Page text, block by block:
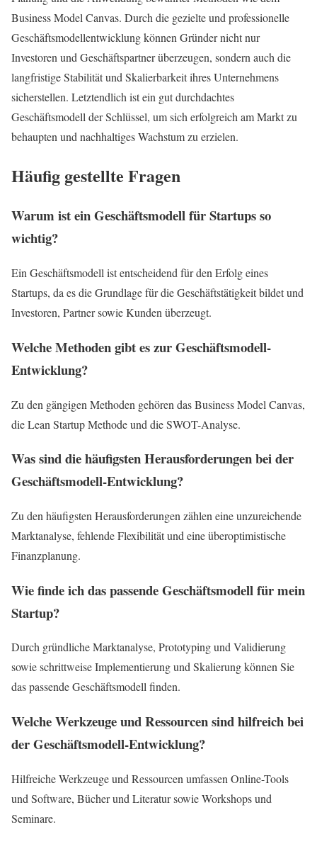
Business Model Canvas. Durch die gezielte und professionelle
Geschäftsmodellentwicklung können Gründer nicht nur
Investoren und Geschäftspartner überzeugen, sondern auch die
langfristige Stabilität und Skalierbarkeit ihres Unternehmens
sicherstellen. Letztendlich ist ein gut durchdachtes
Geschäftsmodell der Schlüssel, um sich erfolgreich am Markt zu
behaupten und nachhaltiges Wachstum zu erzielen.
Häufig gestellte Fragen
Warum ist ein Geschäftsmodell für Startups so
wichtig?
Ein Geschäftsmodell ist entscheidend für den Erfolg eines
Startups, da es die Grundlage für die Geschäftstätigkeit bildet und
Investoren, Partner sowie Kunden überzeugt.
Welche Methoden gibt es zur Geschäftsmodell-
Entwicklung?
Zu den gängigen Methoden gehören das Business Model Canvas,
die Lean Startup Methode und die SWOT-Analyse.
Was sind die häufigsten Herausforderungen bei der
Geschäftsmodell-Entwicklung?
Zu den häufigsten Herausforderungen zählen eine unzureichende
Marktanalyse, fehlende Flexibilität und eine überoptimistische
Finanzplanung.
Wie finde ich das passende Geschäftsmodell für mein
Startup?
Durch gründliche Marktanalyse, Prototyping und Validierung
sowie schrittweise Implementierung und Skalierung können Sie
das passende Geschäftsmodell finden.
Welche Werkzeuge und Ressourcen sind hilfreich bei
der Geschäftsmodell-Entwicklung?
Hilfreiche Werkzeuge und Ressourcen umfassen Online-Tools
und Software, Bücher und Literatur sowie Workshops und
Seminare.